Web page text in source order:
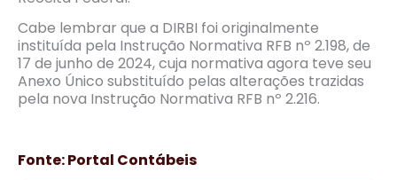
Cabe lembrar que a DIRBI foi originalmente
instituída pela Instrução Normativa RFB nº 2.198, de
17 de junho de 2024, cuja normativa agora teve seu
Anexo Único substituído pelas alterações trazidas
pela nova Instrução Normativa RFB nº 2.216.
Fonte: Portal Contábeis